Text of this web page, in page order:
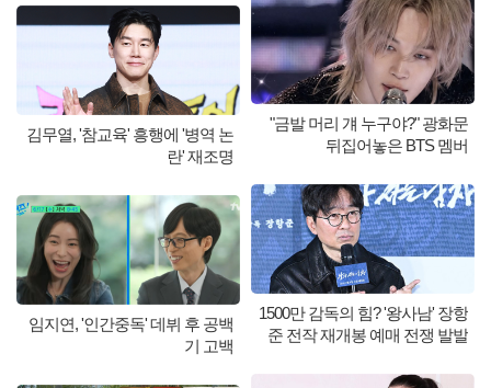
김무열, '참교육' 흥행에 '병역 논
란' 재조명
임지연, '인간중독' 데뷔 후 공백
기 고백
"금발 머리 걔 누구야?" 광화문
뒤집어놓은 BTS 멤버
1500만 감독의 힘? '왕사남' 장항
준 전작 재개봉 예매 전쟁 발발